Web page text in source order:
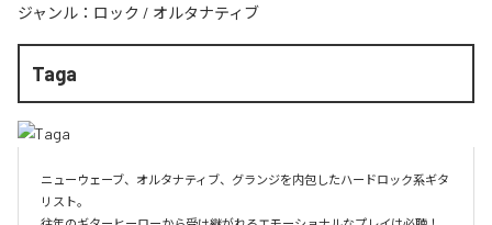
ジャンル： ロック / オルタナティブ
Taga
ニューウェーブ、オルタナティブ、グランジを内包したハードロック系ギタ
リスト。